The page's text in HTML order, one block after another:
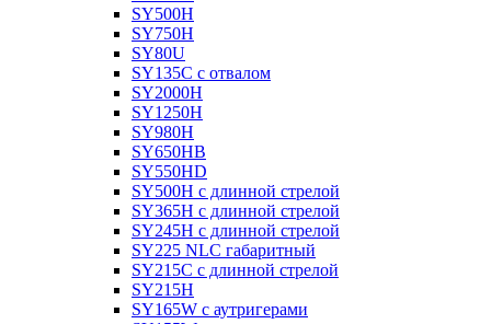
SY500H
SY750H
SY80U
SY135C с отвалом
SY2000H
SY1250H
SY980H
SY650HB
SY550HD
SY500H с длинной стрелой
SY365H с длинной стрелой
SY245H с длинной стрелой
SY225 NLC габаритный
SY215C с длинной стрелой
SY215H
SY165W с аутригерами